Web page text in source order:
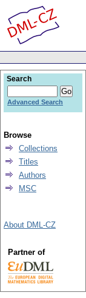
Search
Advanced Search
Browse
Collections
Titles
Authors
MSC
About DML-CZ
Partner of